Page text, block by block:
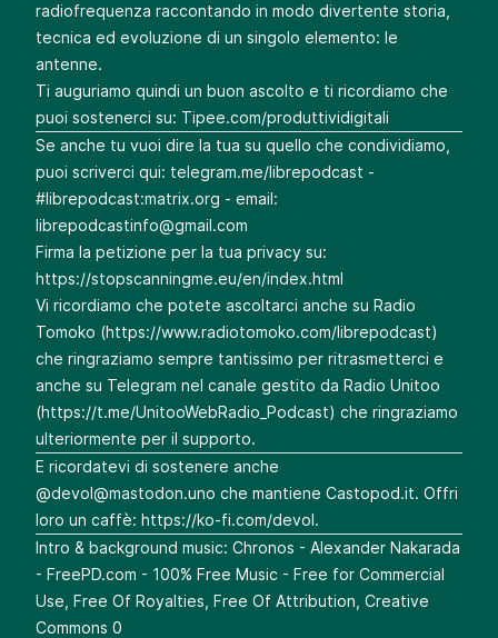
radiofrequenza raccontando in modo divertente storia,
tecnica ed evoluzione di un singolo elemento: le
antenne.
Ti auguriamo quindi un buon ascolto e ti ricordiamo che
puoi sostenerci su: Tipee.com/produttividigitali
Se anche tu vuoi dire la tua su quello che condividiamo,
puoi scriverci qui: telegram.me/librepodcast -
#librepodcast:matrix.org - email:
librepodcastinfo@gmail.com
Firma la petizione per la tua privacy su:
https://stopscanningme.eu/en/index.html
Vi ricordiamo che potete ascoltarci anche su Radio
Tomoko (https://www.radiotomoko.com/librepodcast)
che ringraziamo sempre tantissimo per ritrasmetterci e
anche su Telegram nel canale gestito da Radio Unitoo
(https://t.me/UnitooWebRadio_Podcast) che ringraziamo
ulteriormente per il supporto.
E ricordatevi di sostenere anche
@devol@mastodon.uno che mantiene Castopod.it. Offri
loro un caffè: https://ko-fi.com/devol.
Intro & background music: Chronos - Alexander Nakarada
- FreePD.com⁠⁠⁠⁠⁠⁠⁠⁠⁠ - 100% Free Music - Free for Commercial
Use, Free Of Royalties, Free Of Attribution, Creative
Commons 0